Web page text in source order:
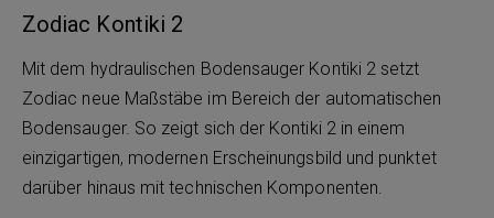
Zodiac Kontiki 2
Mit dem hydraulischen Bodensauger Kontiki 2 setzt
Zodiac neue Maßstäbe im Bereich der automatischen
Bodensauger. So zeigt sich der Kontiki 2 in einem
einzigartigen, modernen Erscheinungsbild und punktet
darüber hinaus mit technischen Komponenten.